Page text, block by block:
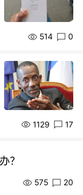
514 0
1129 17
？
575 20